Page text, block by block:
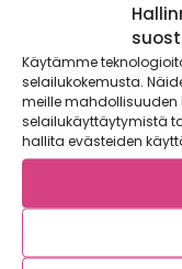
Käytämme
selailukokemusta.
meille mahdollisuuden
selailukäyttäytymistä
hallita evästeiden
Satokausi®-
mustikka-,
Uusi sovellus,
ja sienet kaikkialta
tahansa...